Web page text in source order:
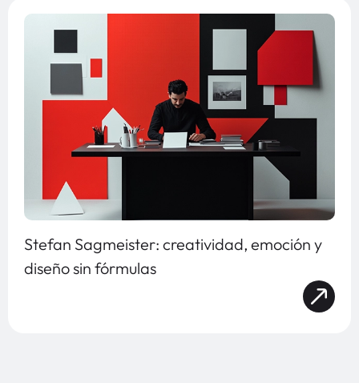
Stefan Sagmeister: creatividad, emoción y
diseño sin fórmulas